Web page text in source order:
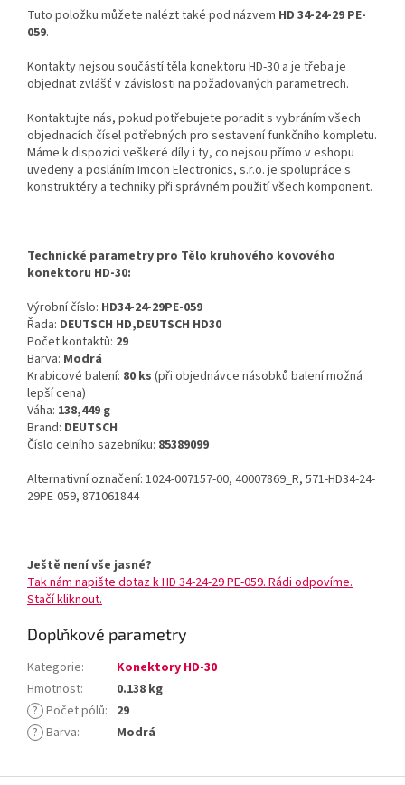
Tuto položku můžete nalézt také pod názvem HD 34-24-29 PE-
059.
Kontakty nejsou součástí těla konektoru HD-30 a je třeba je
objednat zvlášť v závislosti na požadovaných parametrech.
Kontaktujte nás, pokud potřebujete poradit s vybráním všech
objednacích čísel potřebných pro sestavení funkčního kompletu.
Máme k dispozici veškeré díly i ty, co nejsou přímo v eshopu
uvedeny a posláním Imcon Electronics, s.r.o. je spolupráce s
konstruktéry a techniky při správném použití všech komponent.
Technické parametry pro Tělo kruhového kovového
konektoru HD-30:
Výrobní číslo: HD34-24-29PE-059
Řada: DEUTSCH HD,DEUTSCH HD30
Počet kontaktů: 29
Barva: Modrá
Krabicové balení: 80 ks (při objednávce násobků balení možná
lepší cena)
Váha: 138,449 g
Brand: DEUTSCH
Číslo celního sazebníku: 85389099
Alternativní označení: 1024-007157-00, 40007869_R, 571-HD34-24-
29PE-059, 871061844
Ještě není vše jasné?
Tak nám napište dotaz k HD 34-24-29 PE-059. Rádi odpovíme.
Stačí kliknout.
Doplňkové parametry
Kategorie:
Konektory HD-30
Hmotnost:
0.138 kg
? Počet pólů: 29
? Barva: Modrá